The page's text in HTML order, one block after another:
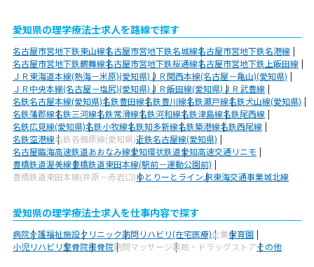
愛知県の理学療法士求人を路線で探す
名古屋市営地下鉄東山線名古屋市営地下鉄名城線名古屋市営地下鉄名港線
名古屋市営地下鉄鶴舞線名古屋市営地下鉄桜通線名古屋市営地下鉄上飯田線
ＪＲ東海道本線(熱海－米原)(愛知県)ＪＲ関西本線(名古屋－亀山)(愛知県)
ＪＲ中央本線(名古屋－塩尻)(愛知県)ＪＲ飯田線(愛知県)ＪＲ武豊線
名鉄名古屋本線(愛知県)名鉄豊田線名鉄豊川線名鉄瀬戸線名鉄犬山線(愛知県)
名鉄蒲郡線名鉄三河線名鉄常滑線名鉄河和線名鉄津島線名鉄尾西線
名鉄広見線(愛知県)名鉄小牧線名鉄知多新線名鉄築港線名鉄西尾線
名鉄空港線名鉄各務原線(愛知県)近鉄名古屋線(愛知県)
名古屋臨海高速鉄道あおなみ線愛知環状鉄道愛知高速交通リニモ
豊橋鉄道渥美線豊橋鉄道東田本線(駅前－運動公園前)
豊橋鉄道東田本線(井原－赤岩口)ゆとりーとラインJR東海交通事業城北線
愛知県の理学療法士求人を仕事内容で探す
病院介護福祉施設クリニック訪問リハビリ(在宅医療)企業保育園
小児リハビリ整骨院接骨院訪問マッサージ薬局・ドラッグストアその他